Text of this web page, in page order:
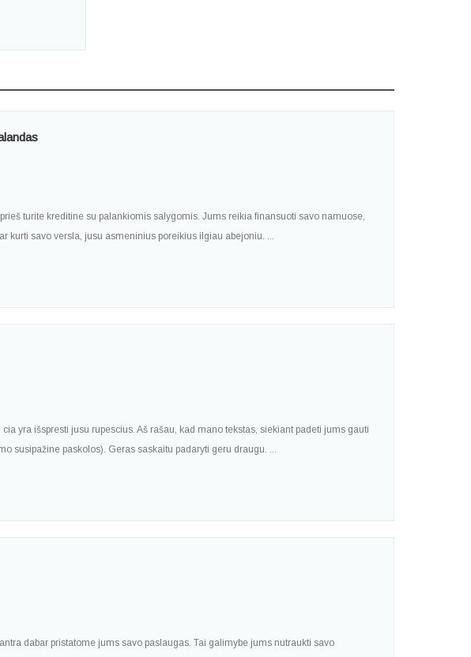
turite kreditine su palankiomis salygomis. Jums reikia finansuoti savo namuose,
kurti savo versla, jusu asmeninius poreikius ilgiau abejoniu. ...
yra išspresti jusu rupescius. Aš rašau, kad mano tekstas, siekiant padeti jums gauti
susipažine paskolos). Geras saskaitu padaryti geru draugu. ...
dabar pristatome jums savo paslaugas. Tai galimybe jums nutraukti savo